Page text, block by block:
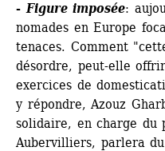
- Figure imposée:
nomades en Europe
tenaces. Comment
désordre, peut-elle
exercices de
y répondre, Azouz
solidaire, en charge du
Aubervilliers, parlera